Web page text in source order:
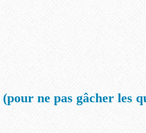
ne pas gâcher les